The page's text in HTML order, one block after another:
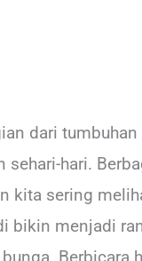
dari
hari.
kita sering
bikin menjadi